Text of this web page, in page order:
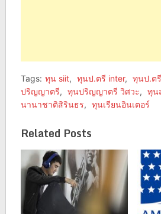
Tags: ทุน siit, ทุนป.ตรี inter, ทุนป.ต
ปริญญาตรี, ทุนปริญญาตรี วิศวะ, ทุน
นานาชาติสิรินธร, ทุนเรียนอินเตอร์
Related Posts